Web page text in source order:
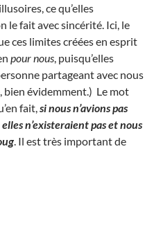
ce qu’elles
le fait avec sincérité. Ici, le
ces limites créées en esprit
pour nous , puisqu’elles
partageant avec nous
bien évidemment.) Le mot
fait, si nous n’avions pas
n’existeraient pas et nous
. Il est très important de